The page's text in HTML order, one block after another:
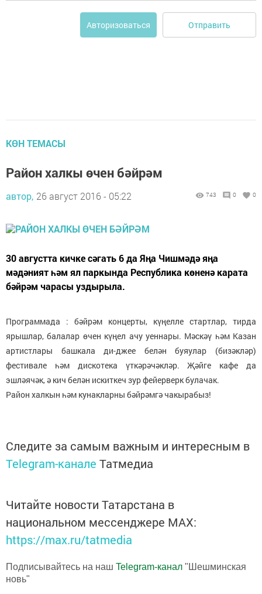
Авторизоваться Отправить
КӨН ТЕМАСЫ
Район халкы өчен бәйрәм
автор, 26 август 2016 - 05:22 743 0 0
30 августта кичке сәгать 6 да Яңа Чишмәдә яңа
мәдәният һәм ял паркында Республика көненә карата
бәйрәм чарасы уздырыла.
Программада : бәйрәм концерты, күңелле стартлар, тирда
ярышлар, балалар өчен күңел ачу уеннары. Мәскәү һәм Казан
артистлары башкала ди-джее белән буяулар (бизәкләр)
фестивале һәм дискотека үткәрәчәкләр. Җәйге кафе да
эшләячәк, ә кич белән искиткеч зур фейерверк булачак.
Район халкын һәм кунакларны бәйрәмгә чакырабыз!
Следите за самым важным и интересным в
Telegram-канале Татмедиа
Читайте новости Татарстана в
национальном мессенджере MАХ:
https://max.ru/tatmedia
Подписывайтесь на наш Telegram-канал "Шешминская
новь"